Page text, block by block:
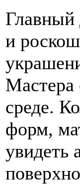
Главный
и
среде.
форм,
увидеть